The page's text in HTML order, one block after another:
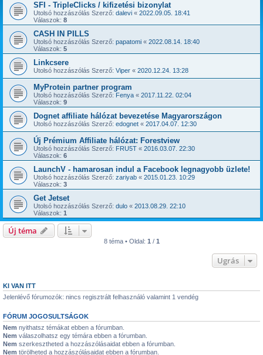
SFI - TripleClicks / kifizetési bizonylat
Utolsó hozzászólás Szerző: dalevi « 2022.09.05. 18:41
Válaszok: 8
CASH IN PILLS
Utolsó hozzászólás Szerző: papatomi « 2022.08.14. 18:40
Válaszok: 5
Linkcsere
Utolsó hozzászólás Szerző: Viper « 2020.12.24. 13:28
MyProtein partner program
Utolsó hozzászólás Szerző: Fenya « 2017.11.22. 02:04
Válaszok: 9
Dognet affiliate hálózat bevezetése Magyarországon
Utolsó hozzászólás Szerző: edognet « 2017.04.07. 12:30
Új Prémium Affiliate hálózat: Forestview
Utolsó hozzászólás Szerző: FRU5T « 2016.03.07. 22:30
Válaszok: 6
LaunchV - hamarosan indul a Facebook legnagyobb üzlete!
Utolsó hozzászólás Szerző: zariyab « 2015.01.23. 10:29
Válaszok: 3
Get Jetset
Utolsó hozzászólás Szerző: dulo « 2013.08.29. 22:10
Válaszok: 1
Új téma
8 téma • Oldal: 1 / 1
Ugrás
KI VAN ITT
Jelenlévő fórumozók: nincs regisztrált felhasználó valamint 1 vendég
FÓRUM JOGOSULTSÁGOK
Nem nyithatsz témákat ebben a fórumban.
Nem válaszolhatsz egy témára ebben a fórumban.
Nem szerkesztheted a hozzászólásaidat ebben a fórumban.
Nem törölheted a hozzászólásaidat ebben a fórumban.